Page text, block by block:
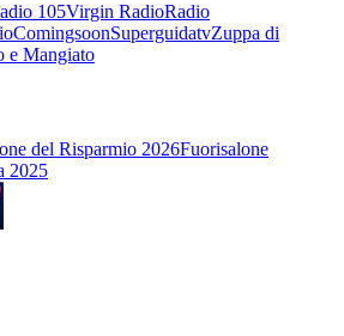
105Virgin RadioRadio
ComingsoonSuperguidatvZuppa di
e Mangiato
del Risparmio 2026Fuorisalone
2025